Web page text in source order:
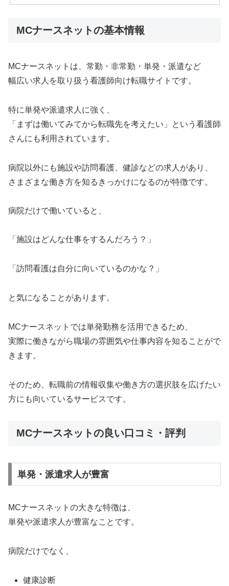
MCナースネットの基本情報
MCナースネットは、常勤・非常勤・単発・派遣など
幅広い求人を取り扱う看護師向け転職サイトです。
特に単発や派遣求人に強く、
「まずは働いてみてから転職先を考えたい」という看護師
さんにも利用されています。
病院以外にも施設や訪問看護、健診などの求人があり、
さまざまな働き方を知るきっかけになるのが特徴です。
病院だけで働いていると、
「施設はどんな仕事をするんだろう？」
「訪問看護は自分に向いているのかな？」
と気になることがあります。
MCナースネットでは単発勤務を活用できるため、
実際に働きながら職場の雰囲気や仕事内容を知ることがで
きます。
そのため、転職前の情報収集や働き方の選択肢を広げたい
方にも向いているサービスです。
MCナースネットの良い口コミ・評判
単発・派遣求人が豊富
MCナースネットの大きな特徴は、
単発や派遣求人が豊富なことです。
病院だけでなく、
健康診断